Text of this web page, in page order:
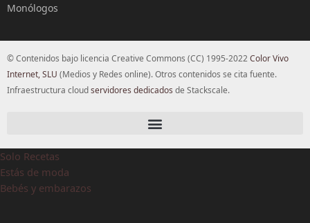
Monólogos
© Contenidos bajo licencia Creative Commons (CC) 1995-2022Color Vivo
Internet, SLU (Medios y Redes online). Otros contenidos se cita fuente.
Infraestructura cloudservidores dedicados de Stackscale.
Solo Recetas
Estás de moda
Bebés y embarazos